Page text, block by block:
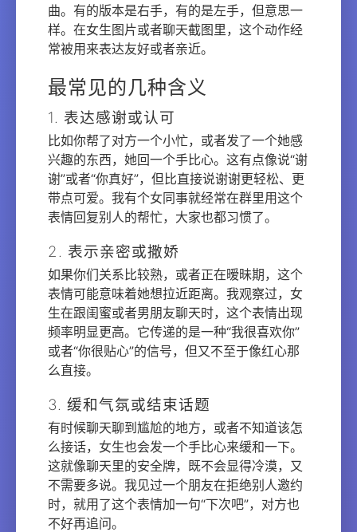
曲。有的版本是右手，有的是左手，但意思一
样。在女生图片或者聊天截图里，这个动作经
常被用来表达友好或者亲近。
最常见的几种含义
1. 表达感谢或认可
比如你帮了对方一个小忙，或者发了一个她感
兴趣的东西，她回一个手比心。这有点像说“谢
谢”或者“你真好”，但比直接说谢谢更轻松、更
带点可爱。我有个女同事就经常在群里用这个
表情回复别人的帮忙，大家也都习惯了。
2. 表示亲密或撒娇
如果你们关系比较熟，或者正在暧昧期，这个
表情可能意味着她想拉近距离。我观察过，女
生在跟闺蜜或者男朋友聊天时，这个表情出现
频率明显更高。它传递的是一种“我很喜欢你”
或者“你很贴心”的信号，但又不至于像红心那
么直接。
3. 缓和气氛或结束话题
有时候聊天聊到尴尬的地方，或者不知道该怎
么接话，女生也会发一个手比心来缓和一下。
这就像聊天里的安全牌，既不会显得冷漠，又
不需要多说。我见过一个朋友在拒绝别人邀约
时，就用了这个表情加一句“下次吧”，对方也
不好再追问。